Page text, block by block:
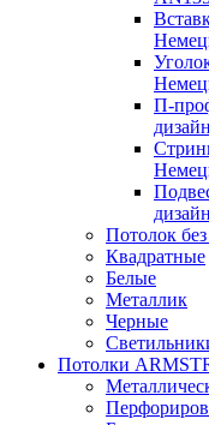
П-
дизайн
дизайн
Потолок
Квадратные
Белые
Металлик
Черные
Потолки